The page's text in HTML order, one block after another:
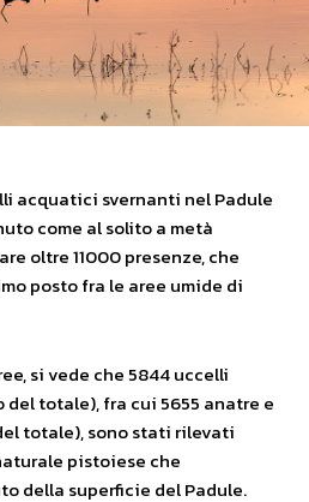
acquatici svernanti nel Padule
come al solito a metà
oltre 11000 presenze, che
posto fra le aree umide di
si vede che 5844 uccelli
totale), fra cui 5655 anatre e
totale), sono stati rilevati
pistoiese che
della superficie del Padule.